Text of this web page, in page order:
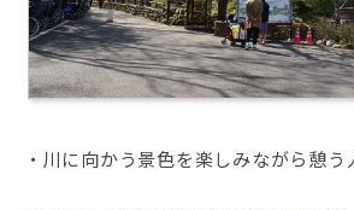
・川に向かう景色を楽しみながら憩う